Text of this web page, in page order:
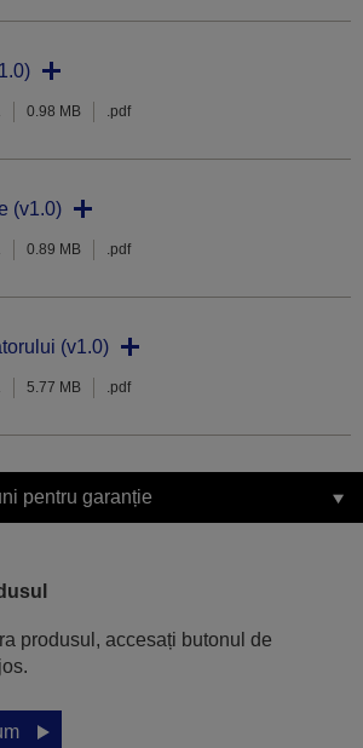
0.98 MB .pdf
(v1.0)
0.89 MB .pdf
(v1.0)
5.77 MB .pdf
pentru garanție
produsul, accesați butonul de